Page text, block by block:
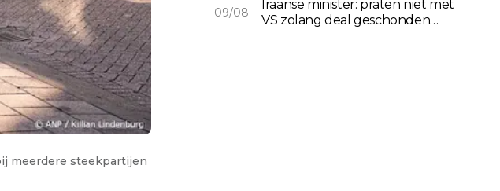
meerdere steekpartijen
09/08
Iraanse minister: praten niet met
VS zolang deal geschonden